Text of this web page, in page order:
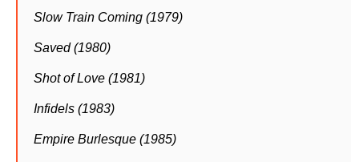
Slow Train Coming (1979)
Saved (1980)
Shot of Love (1981)
Infidels (1983)
Empire Burlesque (1985)